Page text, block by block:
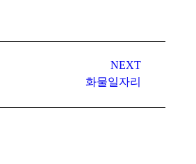
NEXT
화물일자리